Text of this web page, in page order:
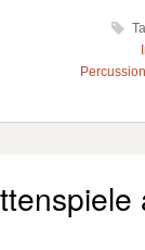
Percussion